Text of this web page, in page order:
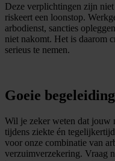
Deze verplichtingen zijn
riskeert een loonstop.
arbodienst, sancties
niet nakomt. Het is daarom
serieus te nemen.
Goeie
Wil je zeker weten dat jouw
tijdens ziekte én
voor onze combinatie van
verzuimverzekering. Vraag